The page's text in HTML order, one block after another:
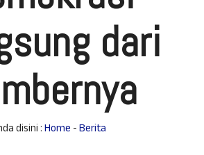
dari
disini :Home -Berita